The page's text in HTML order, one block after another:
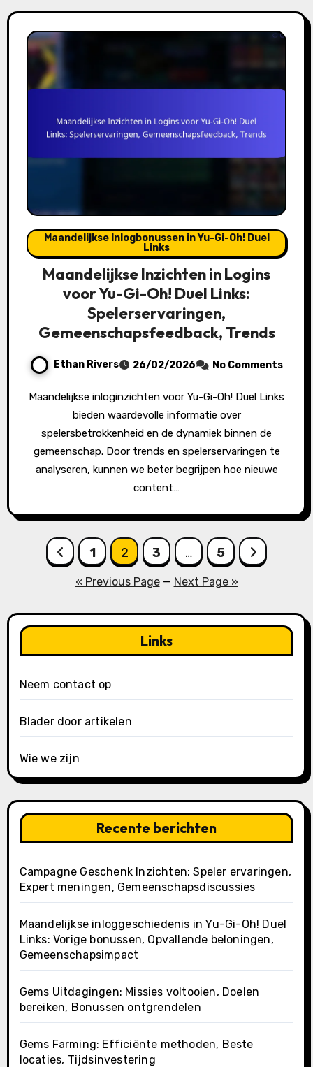
Maandelijkse Inlogbonussen in Yu-Gi-Oh! Duel
Links
Maandelijkse Inzichten in Logins
voor Yu-Gi-Oh! Duel Links:
Spelerservaringen,
Gemeenschapsfeedback, Trends
Ethan Rivers 26/02/2026 No Comments
Maandelijkse inloginzichten voor Yu-Gi-Oh! Duel Links
bieden waardevolle informatie over
spelersbetrokkenheid en de dynamiek binnen de
gemeenschap. Door trends en spelerservaringen te
analyseren, kunnen we beter begrijpen hoe nieuwe
content…
Posts
pagination
1 2 3 … 5
« Previous Page— Next Page »
Links
Neem contact op
Blader door artikelen
Wie we zijn
Recente berichten
Campagne Geschenk Inzichten: Speler ervaringen,
Expert meningen, Gemeenschapsdiscussies
Maandelijkse inloggeschiedenis in Yu-Gi-Oh! Duel
Links: Vorige bonussen, Opvallende beloningen,
Gemeenschapsimpact
Gems Uitdagingen: Missies voltooien, Doelen
bereiken, Bonussen ontgrendelen
Gems Farming: Efficiënte methoden, Beste
locaties, Tijdsinvestering